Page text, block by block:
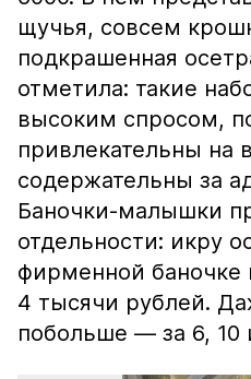
щучья, совсем
подкрашенная
отметила: такие
высоким спросом,
привлекательны на
содержательны за
Баночки-малышки
отдельности: икру
фирменной баночке
4 тысячи рублей.
побольше — за 6, 10